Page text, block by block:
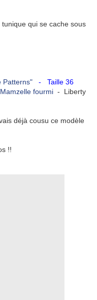
qui se cache sous
Patterns" - Taille 36
fourmi - Liberty
déjà cousu ce modèle
!!